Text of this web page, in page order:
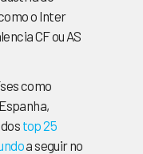
o Inter
CF ou AS
como
top 25
a seguir no